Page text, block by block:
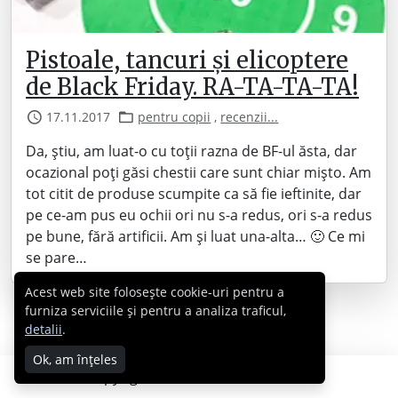
Pistoale, tancuri și elicoptere
de Black Friday. RA-TA-TA-TA!
17.11.2017 pentru copii , recenzii...
Da, știu, am luat-o cu toții razna de BF-ul ăsta, dar
ocazional poți găsi chestii care sunt chiar mișto. Am
tot citit de produse scumpite ca să fie ieftinite, dar
pe ce-am pus eu ochii ori nu s-a redus, ori s-a redus
pe bune, fără artificii. Am și luat una-alta… 🙂 Ce mi
se pare…
Copyright © 2007 - 2026 Cabral.ro
Acest web site folosește cookie-uri pentru a
furniza serviciile și pentru a analiza traficul,
detalii.
Ok, am înțeles